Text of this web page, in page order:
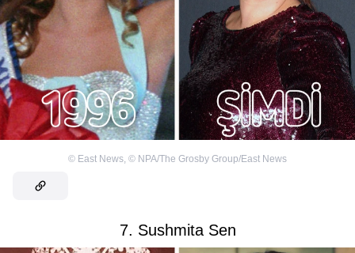
© East News, © NPA/The Grosby Group/East News
7. Sushmita Sen